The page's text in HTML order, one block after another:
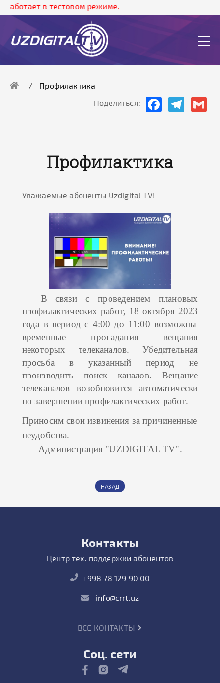
в тестовом режиме.
Профилактика
Поделиться:
FacebookTelegram
Профилактика
Уважаемые абоненты Uzdigital TV!
В связи с проведением плановых
профилактических работ, 18 октября2023
года в период с 4:00 до 11:00 возможны
временные пропадания вещания
некоторых телеканалов. Убедительная
просьба в указанный период не
производить поиск каналов. Вещание
телеканалов возобновится автоматически
по завершении профилактических работ.
Приносим свои извинения за причиненные
неудобства.
Администрация "UZDIGITAL TV".
НАЗАД
Контакты
Центр тех. поддержки абонентов
+998 78 129 90 00
info@crrt.uz
ВСЕ КОНТАКТЫ
Соц. сети